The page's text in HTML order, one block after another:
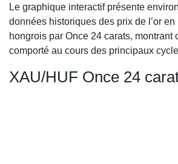
Le graphique interactif présente
données historiques des prix de l’or
hongrois par Once 24 carats, montrant
comporté au cours des principaux
XAU/HUF Once 24